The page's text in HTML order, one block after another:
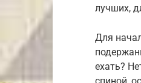
лучших,
Для
ехать?